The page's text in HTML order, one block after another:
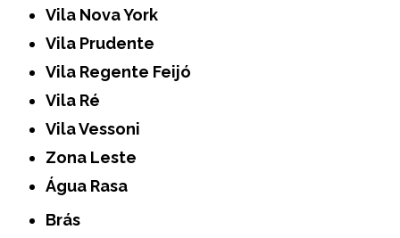
Vila Nova York
Vila Prudente
Vila Regente Feijó
Vila Ré
Vila Vessoni
Zona Leste
Água Rasa
Brás